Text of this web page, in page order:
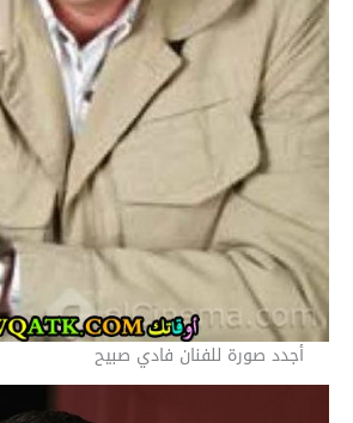
أجدد صورة للفنان فادي صبيح